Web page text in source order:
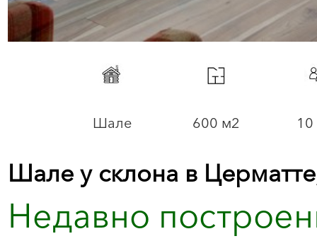
Шале 600 м2 10
Шале у склона в
Недавно